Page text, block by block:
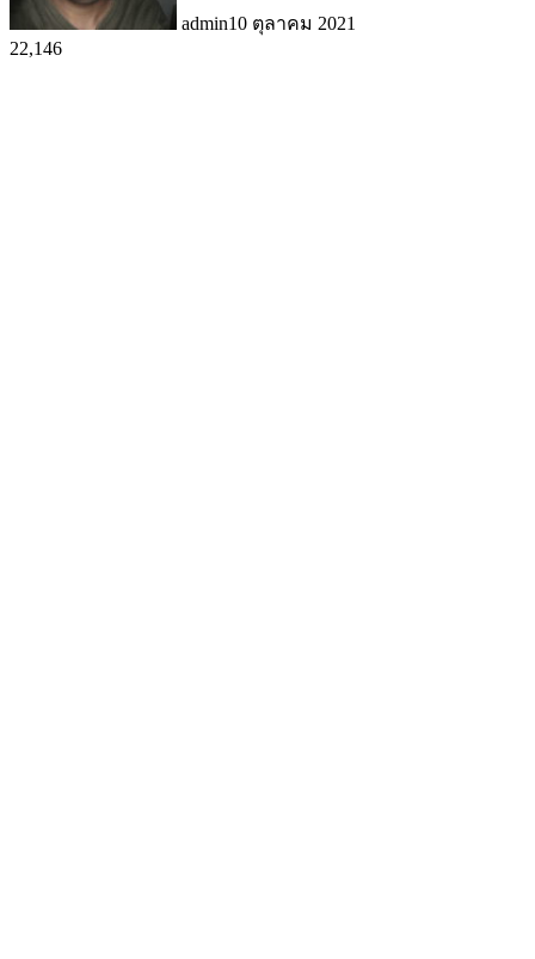
admin10 ตุลาคม 2021
22,146